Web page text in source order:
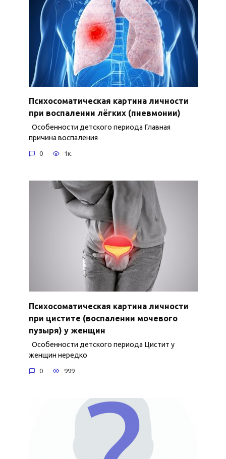
Психосоматическая картина личности
при воспалении лёгких (пневмонии)
Особенности детского периода Главная
причина воспаления
0 1к.
Психосоматическая картина личности
при цистите (воспалении мочевого
пузыря) у женщин
Особенности детского периода Цистит у
женщин нередко
0 999